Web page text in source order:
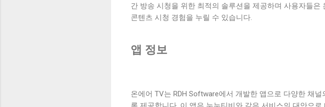
간 방송 시청을 위한 최적의 솔루션을 제공하며 사용자들은
콘텐츠 시청 경험을 누릴 수 있습니다.
앱 정보
온에어 TV는 RDH Software에서 개발한 앱으로 다양한 채